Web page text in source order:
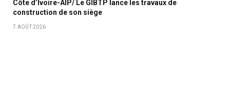
Côte d’Ivoire-AIP/ Le GIBTP lance les travaux de
construction de son siège
7 AOÛT 2026